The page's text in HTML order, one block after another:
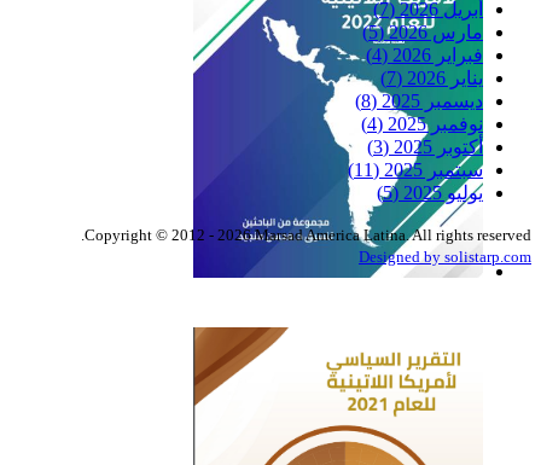
أبريل 2026
(7)
مارس 2026
(5)
فبراير 2026
(4)
يناير 2026
(7)
ديسمبر 2025
(8)
نوفمبر 2025
(4)
أكتوبر 2025
(3)
سبتمبر 2025
(11)
يوليو 2025
(5)
Copyright © 2012 - 2026 Marsad America Latina. All rights reserved.
Designed by solistarp.com